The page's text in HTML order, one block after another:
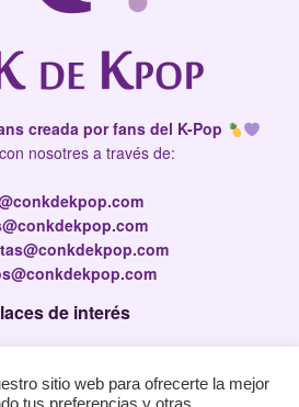
creada por fans del K-Pop
nosotres a través de:
de interés
de privacidad
sitio web para ofrecerte la mejor